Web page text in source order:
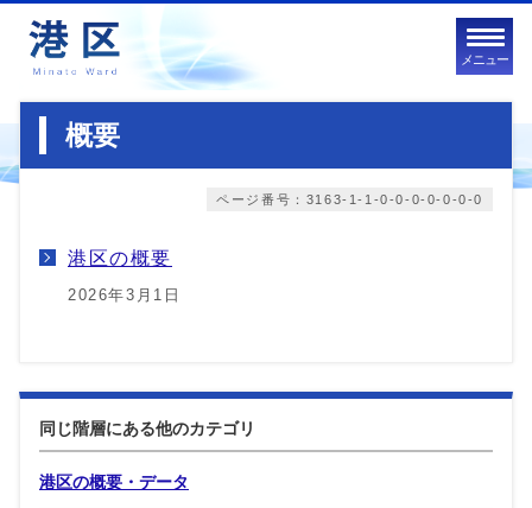
メニュー
概要
ページ番号：3163-1-1-0-0-0-0-0-0-0
港区の概要
2026年3月1日
同じ階層にある他のカテゴリ
港区の概要・データ